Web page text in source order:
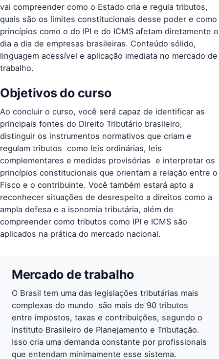
vai compreender como o Estado cria e regula tributos,
quais são os limites constitucionais desse poder e como
princípios como o do IPI e do ICMS afetam diretamente o
dia a dia de empresas brasileiras. Conteúdo sólido,
linguagem acessível e aplicação imediata no mercado de
trabalho.
Objetivos do curso
Ao concluir o curso, você será capaz de identificar as
principais fontes do Direito Tributário brasileiro,
distinguir os instrumentos normativos que criam e
regulam tributos  como leis ordinárias, leis
complementares e medidas provisórias  e interpretar os
princípios constitucionais que orientam a relação entre o
Fisco e o contribuinte. Você também estará apto a
reconhecer situações de desrespeito a direitos como a
ampla defesa e a isonomia tributária, além de
compreender como tributos como IPI e ICMS são
aplicados na prática do mercado nacional.
Mercado de trabalho
O Brasil tem uma das legislações tributárias mais
complexas do mundo  são mais de 90 tributos
entre impostos, taxas e contribuições, segundo o
Instituto Brasileiro de Planejamento e Tributação.
Isso cria uma demanda constante por profissionais
que entendam minimamente esse sistema.